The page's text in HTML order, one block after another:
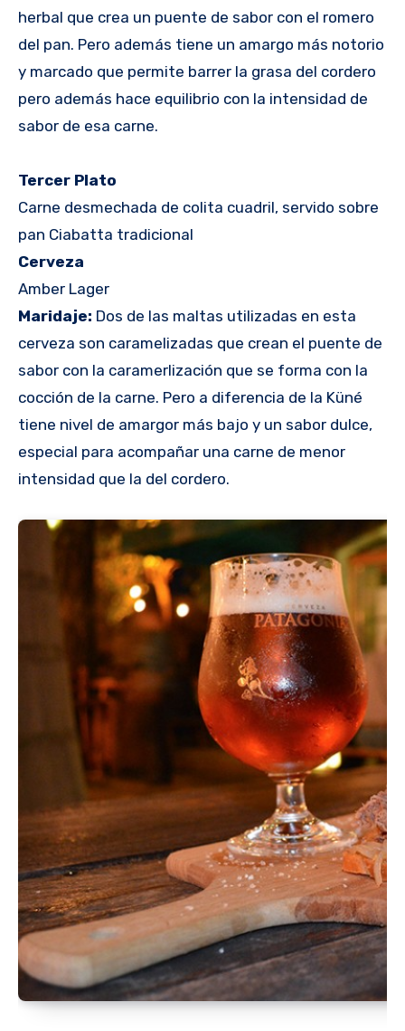
herbal que crea un puente de sabor con el romero
del pan. Pero además tiene un amargo más notorio
y marcado que permite barrer la grasa del cordero
pero además hace equilibrio con la intensidad de
sabor de esa carne.
Tercer Plato
Carne desmechada de colita cuadril, servido sobre
pan Ciabatta tradicional
Cerveza
Amber Lager
Maridaje: Dos de las maltas utilizadas en esta
cerveza son caramelizadas que crean el puente de
sabor con la caramerlización que se forma con la
cocción de la carne. Pero a diferencia de la Küné
tiene nivel de amargor más bajo y un sabor dulce,
especial para acompañar una carne de menor
intensidad que la del cordero.